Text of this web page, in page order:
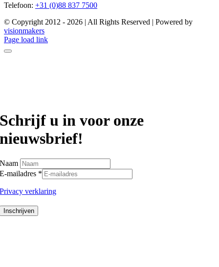
Telefoon: +31 (0)88 837 7500
© Copyright 2012 - 2026 | All Rights Reserved | Powered by
visionmakers
Facebook
X
Page load link
Schrijf u in voor onze
nieuwsbrief!
Naam
E-mailadres *
Privacy verklaring
Inschrijven